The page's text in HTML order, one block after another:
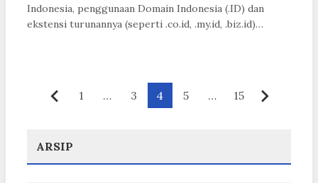
Indonesia, penggunaan Domain Indonesia (.ID) dan
ekstensi turunannya (seperti .co.id, .my.id, .biz.id)…
PaginasiSebelumnya
1 … 3 4 5 … 15
ARSIP